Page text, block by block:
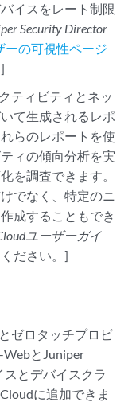
イスをレート制限
Security Director
ーの可視性ページ
ティビティとネッ
て生成されるレポ
らのレポートを使
ィの傾向分析を実
を調査できます。
でなく、特定のニ
成することもでき
ユーザーガイ
ださい。]
ゼロタッチプロビ
WebとJuniper
とデバイスクラ
に追加できま